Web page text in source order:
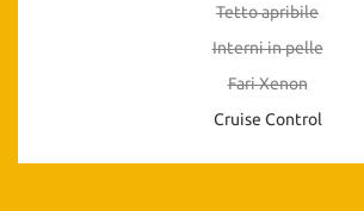
Tetto apribile
Interni in pelle
Fari Xenon
Cruise Control